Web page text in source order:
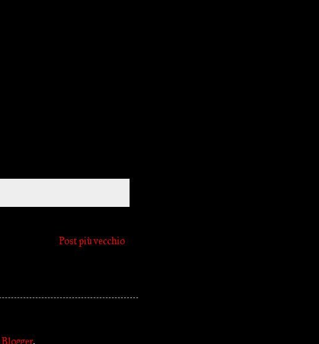
Post più vecchio
Blogger.